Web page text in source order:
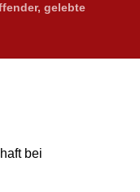
gelebte
bei